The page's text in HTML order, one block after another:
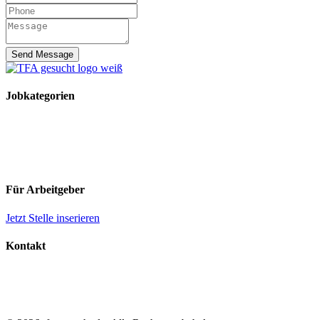
Send Message
Jobkategorien
Für Arbeitgeber
Jetzt Stelle inserieren
Kontakt